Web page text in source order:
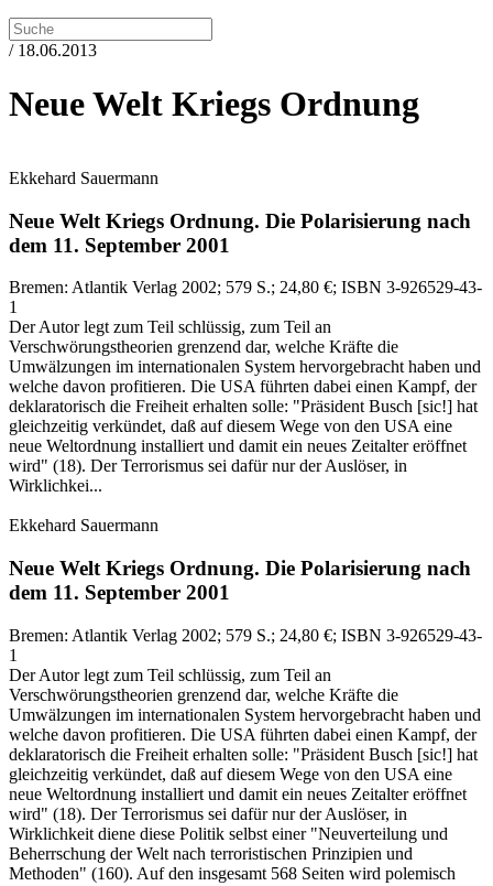
/ 18.06.2013
Neue Welt Kriegs Ordnung
Ekkehard Sauermann
Neue Welt Kriegs Ordnung. Die Polarisierung nach
dem 11. September 2001
Bremen: Atlantik Verlag 2002; 579 S.; 24,80 €; ISBN 3-926529-43-
1
Der Autor legt zum Teil schlüssig, zum Teil an
Verschwörungstheorien grenzend dar, welche Kräfte die
Umwälzungen im internationalen System hervorgebracht haben und
welche davon profitieren. Die USA führten dabei einen Kampf, der
deklaratorisch die Freiheit erhalten solle: "Präsident Busch [sic!] hat
gleichzeitig verkündet, daß auf diesem Wege von den USA eine
neue Weltordnung installiert und damit ein neues Zeitalter eröffnet
wird" (18). Der Terrorismus sei dafür nur der Auslöser, in
Wirklichkei...
Ekkehard Sauermann
Neue Welt Kriegs Ordnung. Die Polarisierung nach
dem 11. September 2001
Bremen: Atlantik Verlag 2002; 579 S.; 24,80 €; ISBN 3-926529-43-
1
Der Autor legt zum Teil schlüssig, zum Teil an
Verschwörungstheorien grenzend dar, welche Kräfte die
Umwälzungen im internationalen System hervorgebracht haben und
welche davon profitieren. Die USA führten dabei einen Kampf, der
deklaratorisch die Freiheit erhalten solle: "Präsident Busch [sic!] hat
gleichzeitig verkündet, daß auf diesem Wege von den USA eine
neue Weltordnung installiert und damit ein neues Zeitalter eröffnet
wird" (18). Der Terrorismus sei dafür nur der Auslöser, in
Wirklichkeit diene diese Politik selbst einer "Neuverteilung und
Beherrschung der Welt nach terroristischen Prinzipien und
Methoden" (160). Auf den insgesamt 568 Seiten wird polemisch